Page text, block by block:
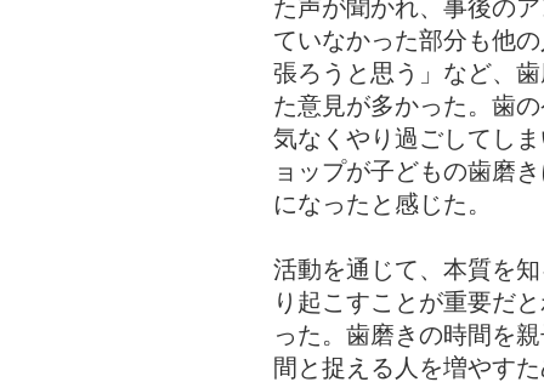
た声が聞かれ、事後の
ていなかった部分も他
張ろうと思う」など、
た意見が多かった。歯
気なくやり過ごしてし
ョップが子どもの歯磨
になったと感じた。
活動を通じて、本質を
り起こすことが重要だ
った。歯磨きの時間を
間と捉える人を増やす